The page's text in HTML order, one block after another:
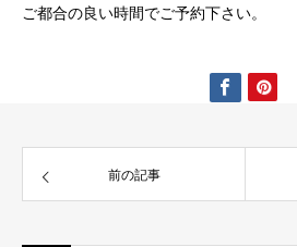
ご都合の良い時間でご予約下さい。
前の記事